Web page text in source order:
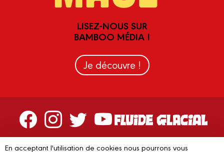
LISEZ-NOUS SUR
BAMBOO MÉDIA !
Je découvre !
Contactez-nous
En acceptant l'utilisation de cookies nous pourrons vous